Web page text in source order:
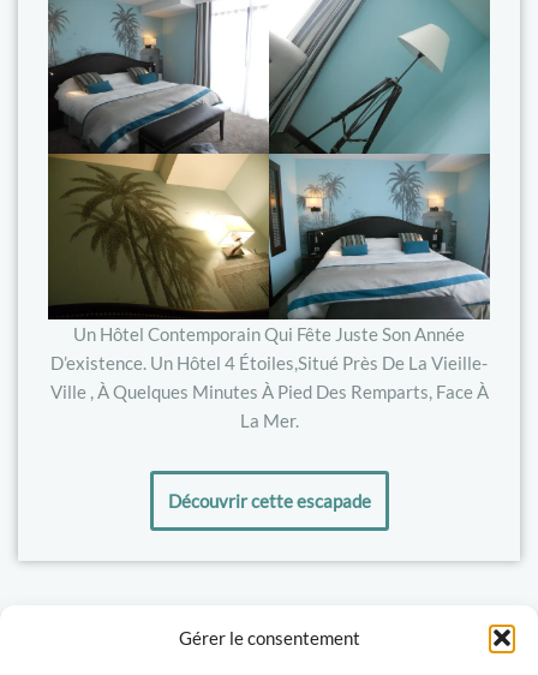
Gérer le consentement
Un Hôtel Contemporain Qui Fête Juste Son Année
D’existence. Un Hôtel 4 Étoiles,situé Près De La Vieille-
Ville , À Quelques Minutes À Pied Des Remparts, Face À
La Mer.
Découvrir cette escapade